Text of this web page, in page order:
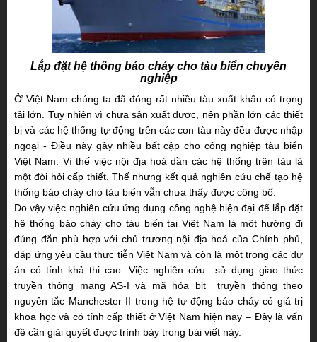
Lắp đặt hệ thống báo cháy cho tàu biển chuyên
nghiệp
Ở Việt Nam chúng ta đã đóng rất nhiều tàu xuất khẩu có trọng
tải lớn. Tuy nhiên vì chưa sản xuất được, nên phần lớn các thiết
bị và các hệ thống tự động trên các con tàu này đều được nhập
ngoại - Điều này gây nhiều bất cập cho công nghiệp tàu biển
Việt Nam. Vì thế việc nội địa hoá dần các hệ thống trên tàu là
một đòi hỏi cấp thiết. Thế nhưng kết quả nghiên cứu chế tạo hệ
thống báo cháy cho tàu biển vẫn chưa thấy được công bố.
Do vậy việc nghiên cứu ứng dụng công nghệ hiện đại để lắp đặt
hệ thống báo cháy cho tàu biển tại Việt Nam là một hướng đi
đúng đắn phù hợp với chủ trương nội địa hoá của Chính phủ,
đáp ứng yêu cầu thực tiễn Việt Nam và còn là một trong các dự
án có tính khả thi cao. Việc nghiên cứu sử dụng giao thức
truyền thông mạng AS-I và mã hóa bit truyền thông theo
nguyên tắc Manchester II trong hệ tự động báo cháy có giá trị
khoa học và có tính cấp thiết ở Việt Nam hiện nay – Đây là vấn
đề cần giải quyết được trình bày trong bài viết này.